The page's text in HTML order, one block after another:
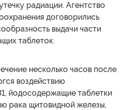
радиации. Агентство
договорились
выдачи части
таблеток.
несколько часов после
воздействию
йодосодержащие таблетки
рака щитовидной железы,